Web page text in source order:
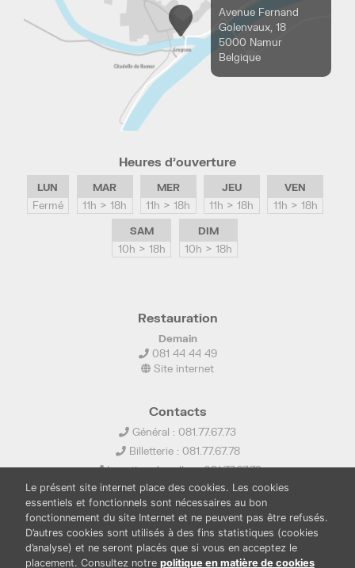
Avenue Fernand
Golenvaux, 18
5000 Namur
Belgique
Heures d’ouverture
LUN
Fermé
MAR
11h > 18h
MER
11h > 18h
JEU
11h > 18h
VEN
11h > 18h
SAM
10h > 18h
DIM
10h > 18h
Restauration
Demain
081 44 44 49
Site internet
Contacts
Général : 081.77.67.73
Billetterie : 081.77.67.78
Location de salles : 081.77.67.79
info@ledelta.be
Le présent site internet place des cookies. Les cookies
essentiels et fonctionnels sont nécessaires au bon
fonctionnement du site Internet et ne peuvent pas être refusés.
D’autres cookies sont utilisés à des fins statistiques (cookies
d’analyse) et ne seront placés que si vous en acceptez le
placement. Consultez notre politique en matière de cookies